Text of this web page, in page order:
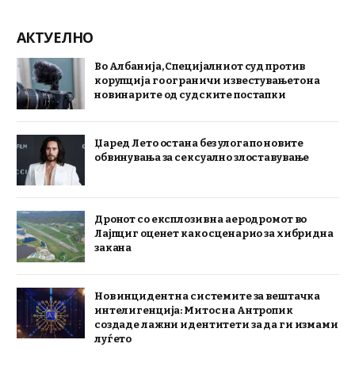
АКТУЕЛНО
Во Албанија, Специјалниот суд против
корупција го ограничи известувањето на
новинарите од судските постапки
Џаред Лето остана без улога по новите
обвинувања за сексуално злоставување
Дронот со експлозив на аеродромот во
Лајпциг оценет како сценарио за хибридна
закана
Нов инцидент на системите за вештачка
интелигенција: Митос на Антропик
создаде лажни идентитети за да ги измами
луѓето